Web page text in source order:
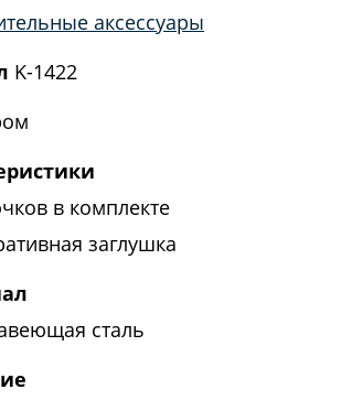
аксессуары
K-1422
в комплекте
заглушка
сталь